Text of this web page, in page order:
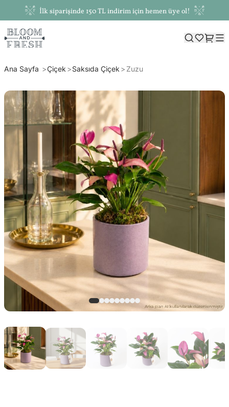
İlk siparişinde 150 TL indirim için hemen üye ol!
Ana Sayfa Çiçek Saksıda Çiçek Zuzu